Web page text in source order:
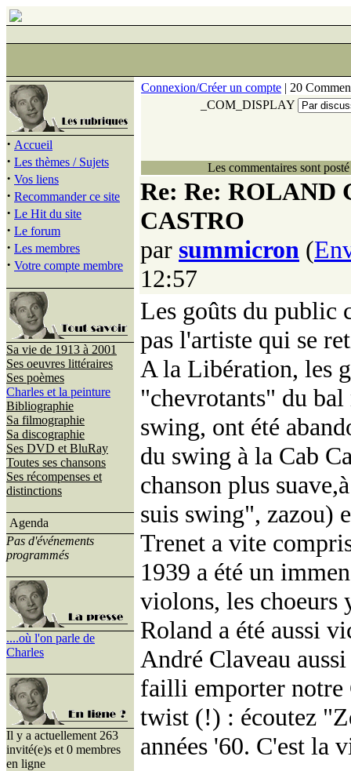
· Accueil
· Les thèmes / Sujets
· Vos liens
· Recommander ce site
· Le Hit du site
· Le forum
· Les membres
· Votre compte membre
Sa vie de 1913 à 2001
Ses oeuvres littéraires
Ses poèmes
Charles et la peinture
Bibliographie
Sa filmographie
Sa discographie
Ses DVD et BluRay
Toutes ses chansons
Ses récompenses et
distinctions
Agenda
Pas d'événements
programmés
....où l'on parle de
Charles
Il y a actuellement 263
invité(e)s et 0 membres
en ligne
Connexion/Créer un compte | 20
_COM_DISPLAY
Les commentaires sont
Re: Re: ROLAND
CASTRO
par summicron (
12:57
Les goûts du public
pas l'artiste qui se
A la Libération, les
"chevrotants" du bal
swing, ont été
du swing à la Cab
chanson plus
suis swing", zazou)
Trenet a vite
1939 a été un
violons, les choeurs
Roland a été aussi
André Claveau
failli emporter notre
twist (!) : écoutez
années '60. C'est la